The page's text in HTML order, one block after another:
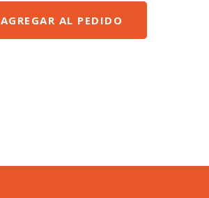
AGREGAR AL PEDIDO